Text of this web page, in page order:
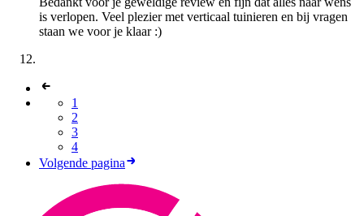
is verlopen. Veel plezier met verticaal tuinieren en bij vragen
staan we voor je klaar :)
1
2
3
4
Volgende pagina